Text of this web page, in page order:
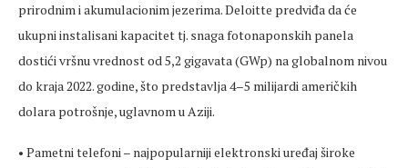
prirodnim i akumulacionim jezerima. Deloitte predviđa da će
ukupni instalisani kapacitet tj. snaga fotonaponskih panela
dostići vršnu vrednost od 5,2 gigavata (GWp) na globalnom nivou
do kraja 2022. godine, što predstavlja 4–5 milijardi američkih
dolara potrošnje, uglavnom u Aziji.
• Pametni telefoni – najpopularniji elektronski uređaj široke